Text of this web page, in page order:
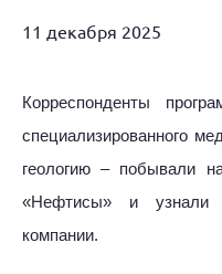
11 декабря 2025
Корреспонденты
специализированного
геологию – побывали
«Нефтисы» и узнали
компании.